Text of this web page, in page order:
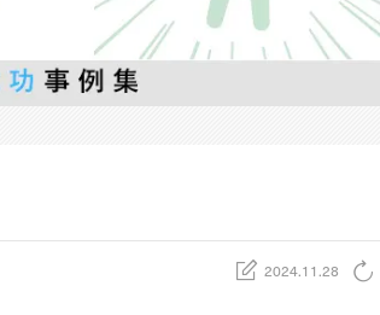
2024.11.28